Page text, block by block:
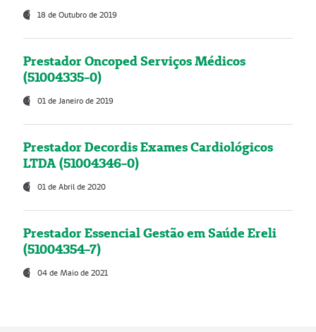
18 de Outubro de 2019
Prestador Oncoped Serviços Médicos
(51004335-0)
01 de Janeiro de 2019
Prestador Decordis Exames Cardiológicos
LTDA (51004346-0)
01 de Abril de 2020
Prestador Essencial Gestão em Saúde Ereli
(51004354-7)
04 de Maio de 2021